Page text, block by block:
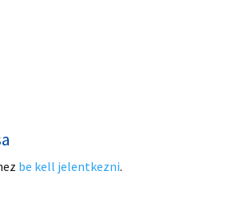
be kell jelentkezni.